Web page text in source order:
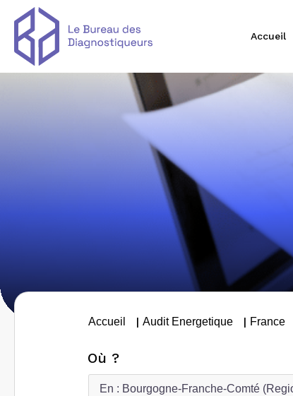
Accueil
Accueil | Audit Energetique | France
Où ?